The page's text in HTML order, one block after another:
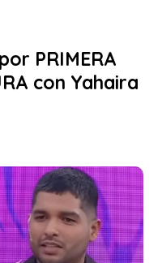
PRIMERA
con Yahaira